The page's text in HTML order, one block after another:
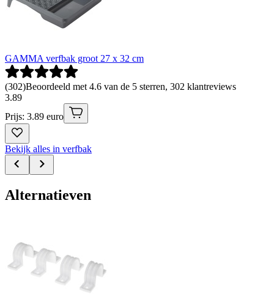
GAMMA verfbak groot 27 x 32 cm
(302)Beoordeeld met 4.6 van de 5 sterren, 302 klantreviews
3.89
Prijs: 3.89 euro
Bekijk alles in verfbak
Alternatieven